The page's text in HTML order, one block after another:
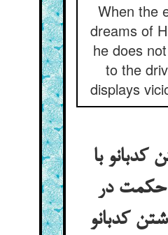
When the
dreams of
he does
to the
displays
کدبانو با
حکمت در
کدبانو